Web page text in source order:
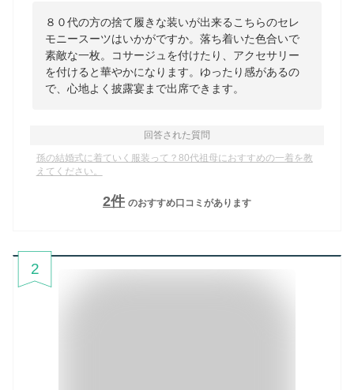
８０代の方の捨て履きな装いが出来るこちらのセレ
モニースーツはいかがですか。落ち着いた色合いで
素敵な一枚。コサージュを付けたり、アクセサリー
を付けると華やかになります。ゆったり感があるの
で、心地よく披露宴まで出席できます。
回答された質問
孫の結婚式に着ていく服装って？80代祖母におすすめの一着を教
えてください。
2件 のおすすめ口コミがあります
2